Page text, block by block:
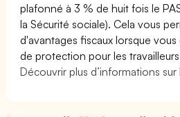
plafonné à 3 % de huit fois le
la Sécurité sociale). Cela vous
d'avantages fiscaux lorsque
de protection pour les
Découvrir plus d’informations sur